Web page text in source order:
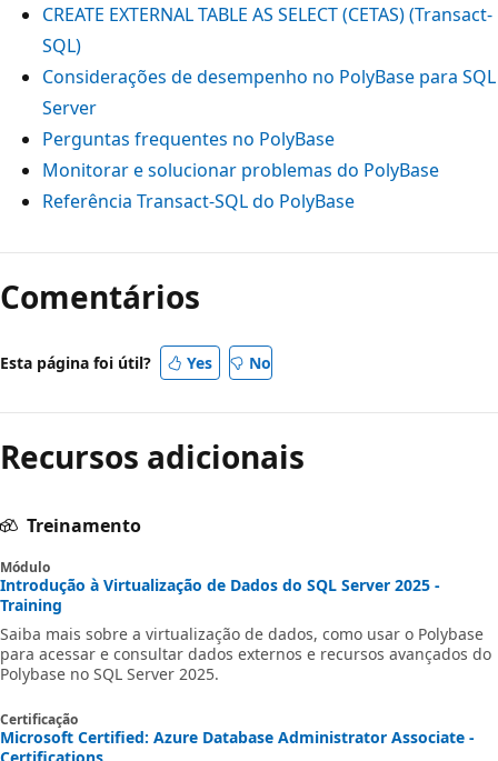
CREATE EXTERNAL TABLE AS SELECT (CETAS) (Transact-
SQL)
Considerações de desempenho no PolyBase para SQL
Server
Perguntas frequentes no PolyBase
Monitorar e solucionar problemas do PolyBase
Referência Transact-SQL do PolyBase
Comentários
Esta página foi útil? Yes No
Recursos adicionais
Treinamento
Módulo
Introdução à Virtualização de Dados do SQL Server 2025 -
Training
Saiba mais sobre a virtualização de dados, como usar o Polybase
para acessar e consultar dados externos e recursos avançados do
Polybase no SQL Server 2025.
Certificação
Microsoft Certified: Azure Database Administrator Associate -
Certifications